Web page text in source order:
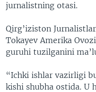
jurnalistning otasi.
Qirg’iziston
Tokayev Amerika
guruhi tuzilganini
“Ichki ishlar vazirligi
kishi shubha ostida. U